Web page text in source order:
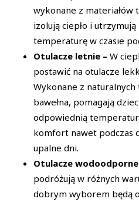
wykonane z materiałów
izolują ciepło i
temperaturę w czasie
Otulacze letnie –W
postawić na otulacze
Wykonane z
bawełna, pomagają
odpowiednią
komfort nawet podczas
upalne dni.
Otulacze wodoodporne
podróżują w różnych
dobrym wyborem będą